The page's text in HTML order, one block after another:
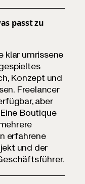
passt zu
klar umrissene
Konzept und
Freelancer
aber
Boutique
erfahrene
und der